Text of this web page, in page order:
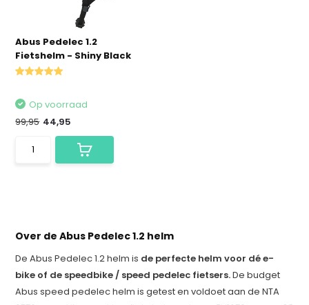
Abus Pedelec 1.2
Fietshelm - Shiny Black
Op voorraad
99,95 44,95
Over de Abus Pedelec 1.2 helm
De Abus Pedelec 1.2 helm is de perfecte helm voor dé e-
bike of de speedbike / speed pedelec fietsers.De budget
Abus speed pedelec helm is getest en voldoet aan de NTA